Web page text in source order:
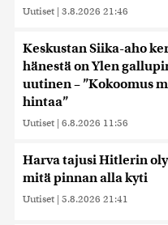
Uutiset | 3.8.2026 21:46
Keskustan Siika-aho
hänestä on Ylen
uutinen – ”Kokoomus
hintaa”
Uutiset | 6.8.2026 11:56
Harva tajusi Hitlerin
mitä pinnan alla kyti
Uutiset | 5.8.2026 21:41